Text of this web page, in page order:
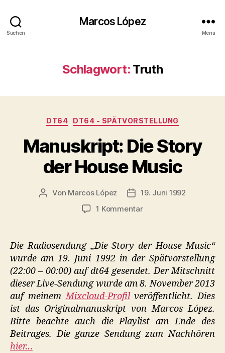
Suchen
Marcos López
Menü
Schlagwort: Truth
Kategorien
DT64 DT64 - SPÄTVORSTELLUNG
Manuskript: Die Story
der House Music
Beitragsautor
Von Marcos López Veröffentlichungsdatum
19. Juni 1992
1 Kommentarzu
Story
House
Music
Die Radiosendung „Die Story der House Music“
wurde am 19. Juni 1992 in der Spätvorstellung
(22:00 – 00:00) auf dt64 gesendet. Der Mitschnitt
dieser Live-Sendung wurde am 8. November 2013
auf meinemMixcloud-Profilveröffentlicht. Dies
ist das Originalmanuskript von Marcos López.
Bitte beachte auch die Playlist am Ende des
Beitrages. Die ganze Sendung zum Nachhören
hier…